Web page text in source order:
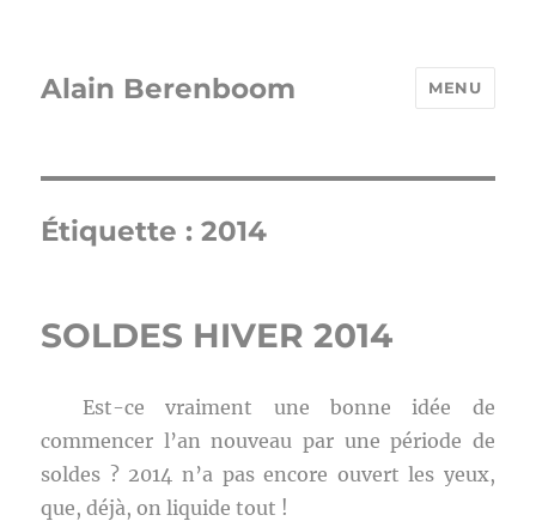
Alain Berenboom MENU
Étiquette :2014
SOLDES HIVER 2014
Est-ce vraiment une bonne idée de
commencer l’an nouveau par une période de
soldes ? 2014 n’a pas encore ouvert les yeux,
que, déjà, on liquide tout !